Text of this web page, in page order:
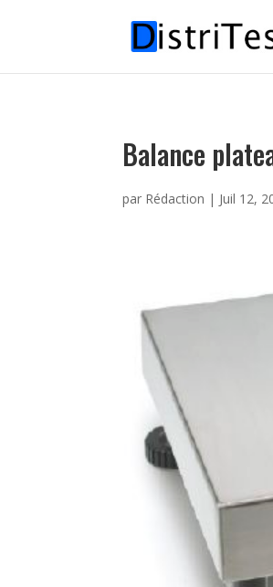
Balance
par Rédaction | Juil 12,